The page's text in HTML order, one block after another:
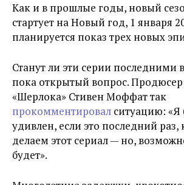
Как и в прошлые годы, новый
стартует на Новый год, 1 января
планируется показ трех новых
Станут ли эти серии последними
пока открытый вопрос.
«Шерлока» Стивен Моффат так
прокомментировал ситуацию: «Я
удивлен, если это последний раз,
делаем этот сериал — но,
будет».